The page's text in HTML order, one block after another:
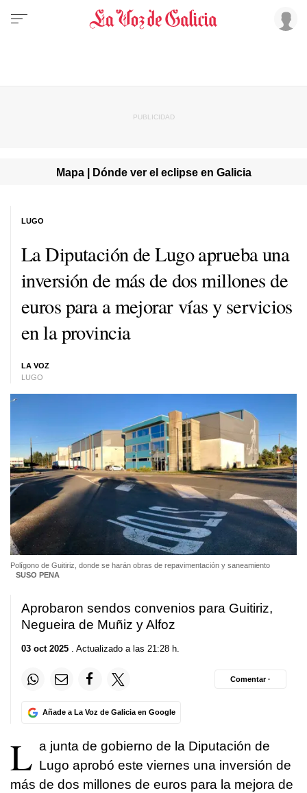
Mapa | Dónde ver el eclipse en Galicia
La Diputación de Lugo aprueba una
inversión de más de dos millones de
euros para a mejorar vías y servicios
en la provincia
LA VOZ
LUGO
LUGO
Polígono de Guitiriz, donde se harán obras de repavimentación y saneamiento
SUSO PENA
Aprobaron sendos convenios para Guitiriz,
Negueira de Muñiz y Alfoz
03 oct 2025 . Actualizado a las 21:28 h.
Añade a La Voz de Galicia en Google
Comentar ·
L a junta de gobierno de la Diputación de
Lugo aprobó este viernes una inversión de
más de dos millones de euros para la mejora de